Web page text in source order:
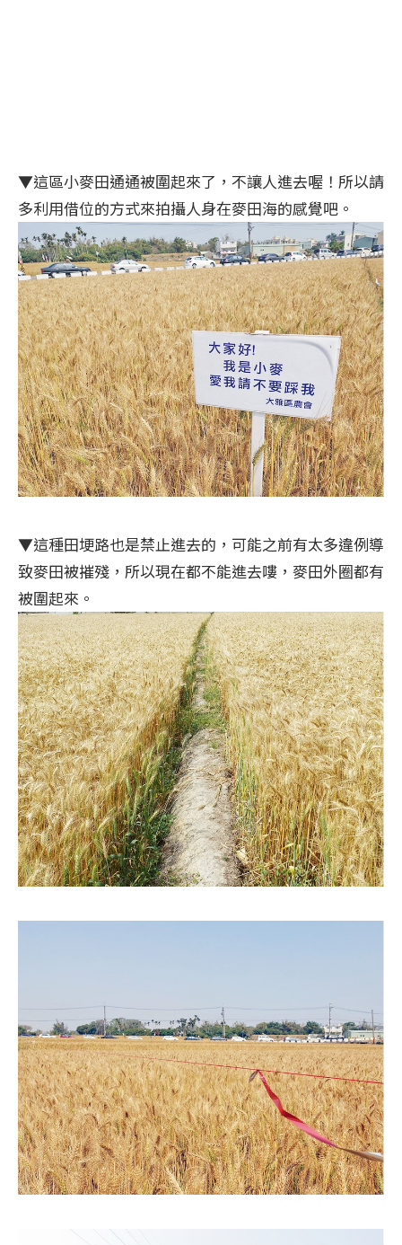
▼這區小麥田通通被圍起來了，不讓人進去喔！所以請
多利用借位的方式來拍攝人身在麥田海的感覺吧。
▼這種田埂路也是禁止進去的，可能之前有太多違例導
致麥田被摧殘，所以現在都不能進去嘍，麥田外圈都有
被圍起來。